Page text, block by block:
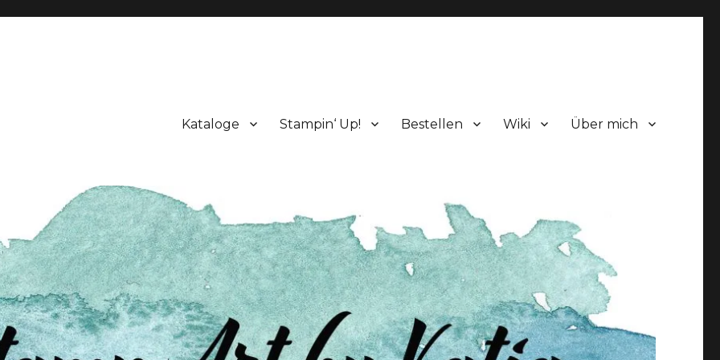
Kataloge Stampin‘ Up! Bestellen Wiki Über mich